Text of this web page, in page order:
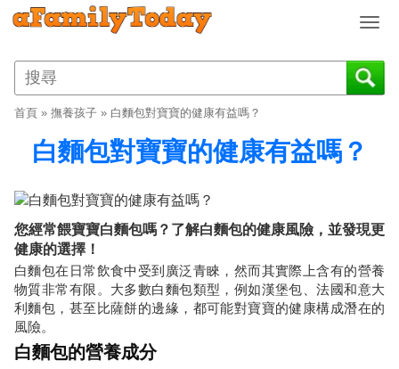
T
g
g
g
a
i
o
n
首頁 » 撫養孩子 » 白麵包對寶寶的健康有益嗎？
白麵包對寶寶的健康有益嗎？
您經常餵寶寶白麵包嗎？了解白麵包的健康風險，並發現更
健康的選擇！
白麵包在日常飲食中受到廣泛青睞，然而其實際上含有的營養
物質非常有限。大多數白麵包類型，例如漢堡包、法國和意大
利麵包，甚至比薩餅的邊緣，都可能對寶寶的健康構成潛在的
風險。
白麵包的營養成分